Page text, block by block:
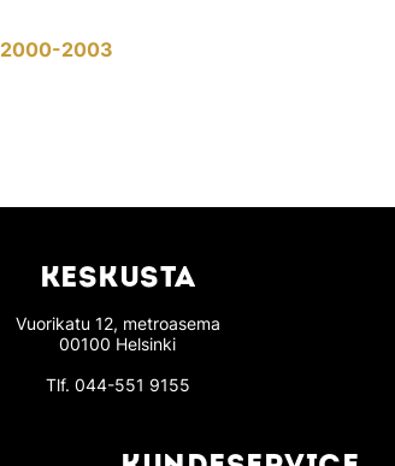
2000-2003
KESKUSTA
Vuorikatu 12, metroasema
00100 Helsinki
Tlf. 044-551 9155